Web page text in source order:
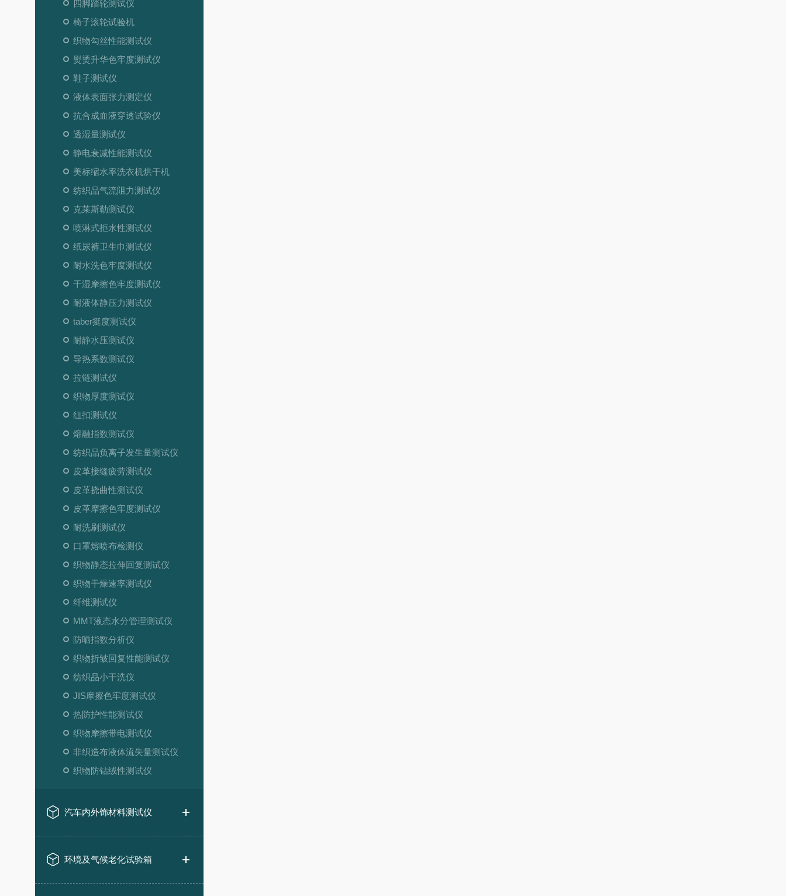
四脚踏轮测试仪
椅子滚轮试验机
织物勾丝性能测试仪
熨烫升华色牢度测试仪
鞋子测试仪
液体表面张力测定仪
抗合成血液穿透试验仪
透湿量测试仪
静电衰减性能测试仪
美标缩水率洗衣机烘干机
纺织品气流阻力测试仪
克莱斯勒测试仪
喷淋式拒水性测试仪
纸尿裤卫生巾测试仪
耐水洗色牢度测试仪
干湿摩擦色牢度测试仪
耐液体静压力测试仪
taber挺度测试仪
耐静水压测试仪
导热系数测试仪
拉链测试仪
织物厚度测试仪
纽扣测试仪
熔融指数测试仪
纺织品负离子发生量测试仪
皮革接缝疲劳测试仪
皮革挠曲性测试仪
皮革摩擦色牢度测试仪
耐洗刷测试仪
口罩熔喷布检测仪
织物静态拉伸回复测试仪
织物干燥速率测试仪
纤维测试仪
MMT液态水分管理测试仪
防晒指数分析仪
织物折皱回复性能测试仪
纺织品小干洗仪
JIS摩擦色牢度测试仪
热防护性能测试仪
织物摩擦带电测试仪
非织造布液体流失量测试仪
织物防钻绒性测试仪
汽车内外饰材料测试仪
环境及气候老化试验箱